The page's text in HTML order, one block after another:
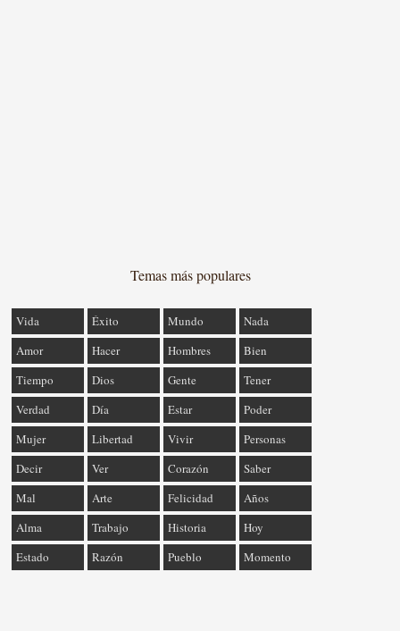
Temas más populares
Vida Éxito Mundo
Nada
Amor
Hacer Hombres
Bien
Tiempo
Dios Gente
Tener
Verdad
Día Estar
Poder
Mujer
Libertad Vivir
Personas
Decir
Ver Corazón
Saber
Mal
Arte Felicidad
Años
Alma
Trabajo Historia
Hoy
Estado
Razón Pueblo Momento